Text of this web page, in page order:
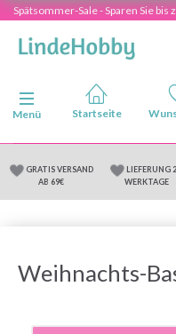
Spätsommer-Sale - Sparen Sie bis
Anzeige ändern
Menü
GRATIS VERSAND
AB 69€
LIEFERUNG
WERKTAGE
Weihnachts-